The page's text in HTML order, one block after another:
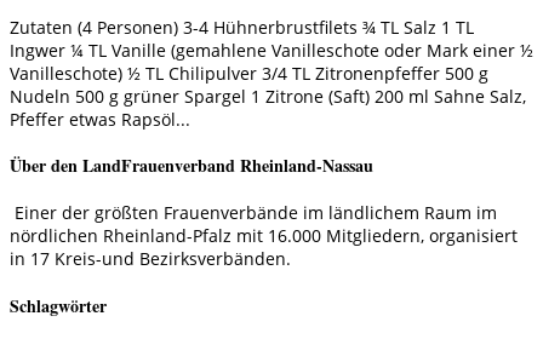
Zutaten (4 Personen) 3-4 Hühnerbrustfilets ¾ TL Salz 1 TL
Ingwer ¼ TL Vanille (gemahlene Vanilleschote oder Mark einer ½
Vanilleschote) ½ TL Chilipulver 3/4 TL Zitronenpfeffer 500 g
Nudeln 500 g grüner Spargel 1 Zitrone (Saft) 200 ml Sahne Salz,
Pfeffer etwas Rapsöl...
Über den LandFrauenverband Rheinland-Nassau
Einer der größten Frauenverbände im ländlichem Raum im
nördlichen Rheinland-Pfalz mit 16.000 Mitgliedern, organisiert
in 17 Kreis-und Bezirksverbänden.
Schlagwörter